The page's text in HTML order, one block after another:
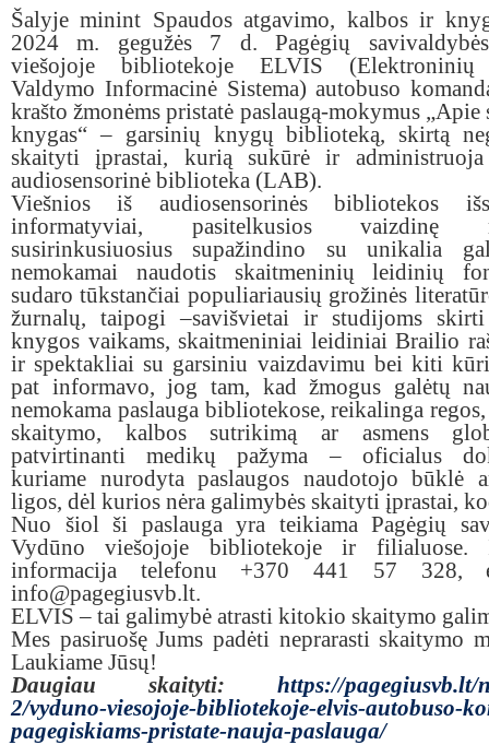
Šalyje minint Spaudos atgavimo, kalbos ir
2024 m. gegužės 7 d. Pagėgių
viešojoje bibliotekoje ELVIS
Valdymo Informacinė Sistema) autobuso
krašto žmonėms pristatė paslaugą-mokymus „Apie
knygas“ – garsinių knygų biblioteką, skirtą
skaityti įprastai, kurią sukūrė ir
audiosensorinė biblioteka (LAB).
Viešnios iš audiosensorinės bibliotekos
informatyviai, pasitelkusios vaizdinę
susirinkusiuosius supažindino su unikalia
nemokamai naudotis skaitmeninių leidinių
sudaro tūkstančiai populiariausių grožinės
žurnalų, taipogi –savišvietai ir studijoms
knygos vaikams, skaitmeniniai leidiniai Brailio
ir spektakliai su garsiniu vaizdavimu bei kiti
pat informavo, jog tam, kad žmogus galėtų
nemokama paslauga bibliotekose, reikalinga
skaitymo, kalbos sutrikimą ar asmens
patvirtinanti medikų pažyma – oficialus
kuriame nurodyta paslaugos naudotojo būklė
ligos, dėl kurios nėra galimybės skaityti įprastai,
Nuo šiol ši paslauga yra teikiama Pagėgių
Vydūno viešojoje bibliotekoje ir filialuose.
informacija telefonu +370 441 57 328,
info@pagegiusvb.lt.
ELVIS – tai galimybė atrasti kitokio skaitymo
Mes pasiruošę Jums padėti neprarasti skaitymo
Laukiame Jūsų!
Daugiau skaityti: https://pagegiusvb.lt/
2/vyduno-viesojoje-bibliotekoje-elvis-autobuso-
pagegiskiams-pristate-nauja-paslauga/